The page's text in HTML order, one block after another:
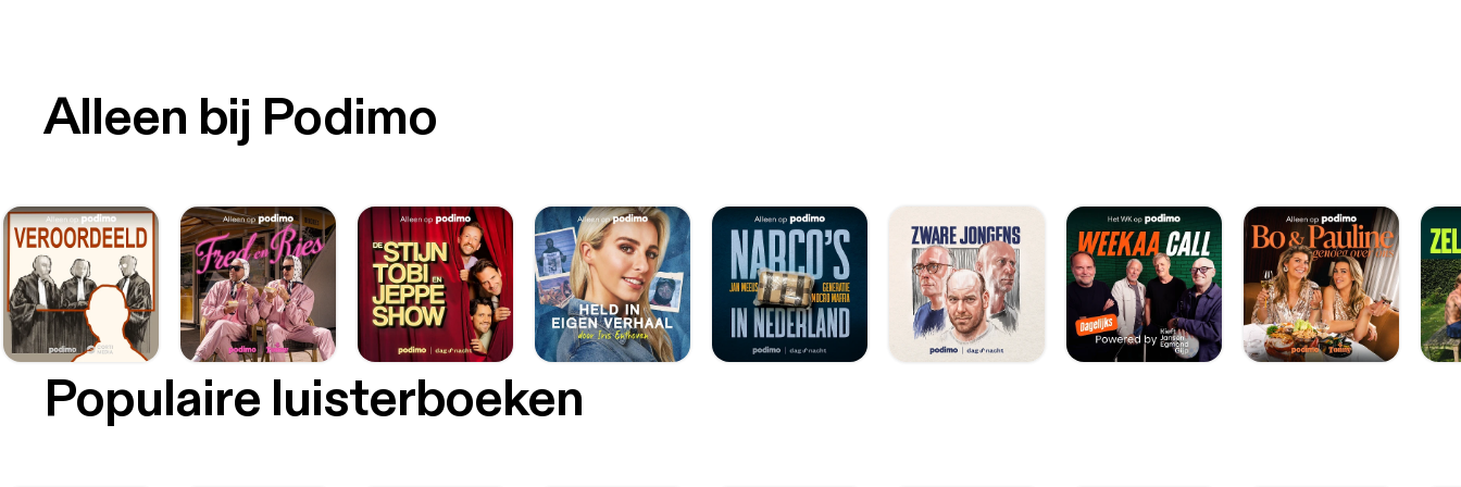
Alleen bij Podimo
Populaire luisterboeken